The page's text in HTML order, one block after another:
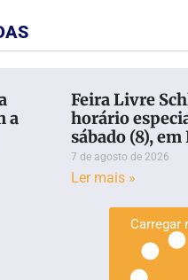
a
Feira Livre
horário
sábado (8),
7 de agosto de 2026
Ler mais »
Carregar